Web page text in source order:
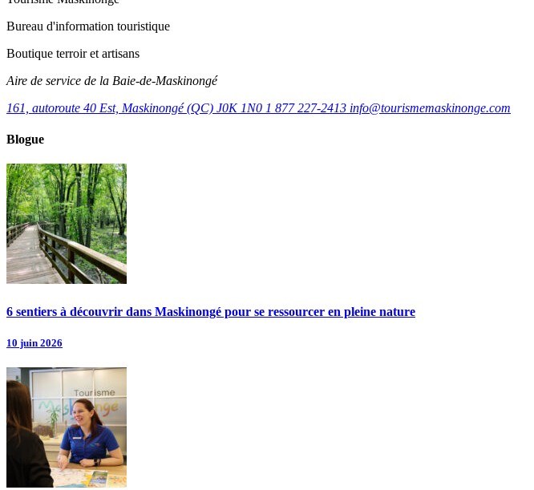
Bureau d'information touristique
Boutique terroir et artisans
Aire de service de la Baie-de-Maskinongé
161, autoroute 40 Est, Maskinongé (QC) J0K 1N0 1 877 227-2413 info@tourismemaskinonge.com
Blogue
6 sentiers à découvrir dans Maskinongé pour se ressourcer en pleine nature
10 juin 2026